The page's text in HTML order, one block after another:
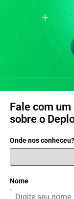
Fale com
sobre o
Onde nos conheceu?
Nome